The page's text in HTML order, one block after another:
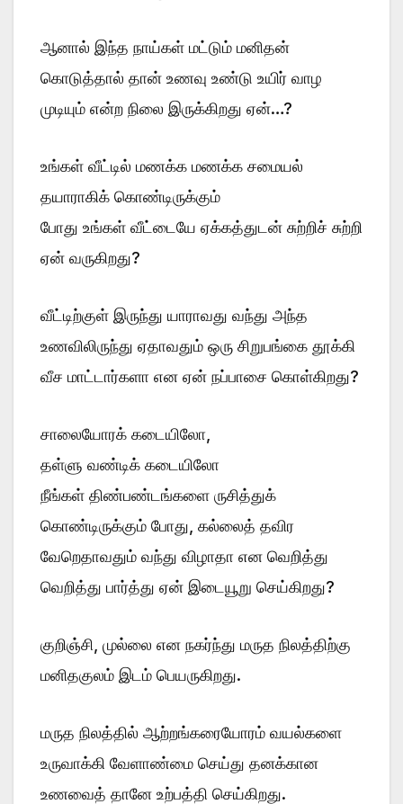
ஆனால் இந்த நாய்கள் மட்டும் மனிதன்
கொடுத்தால் தான் உணவு உண்டு உயிர் வாழ
முடியும் என்ற நிலை இருக்கிறது ஏன்…?
உங்கள் வீட்டில் மணக்க மணக்க சமையல்
தயாராகிக் கொண்டிருக்கும்
போது உங்கள் வீட்டையே ஏக்கத்துடன் சுற்றிச் சுற்றி
ஏன் வருகிறது?
வீட்டிற்குள் இருந்து யாராவது வந்து அந்த
உணவிலிருந்து ஏதாவதும் ஒரு சிறுபங்கை தூக்கி
வீச மாட்டார்களா என ஏன் நப்பாசை கொள்கிறது?
சாலையோரக் கடையிலோ,
தள்ளு வண்டிக் கடையிலோ
நீங்கள் திண்பண்டங்களை ருசித்துக்
கொண்டிருக்கும் போது, கல்லைத் தவிர
வேறெதாவதும் வந்து விழாதா என வெறித்து
வெறித்து பார்த்து ஏன் இடையூறு செய்கிறது?
குறிஞ்சி, முல்லை என நகர்ந்து மருத நிலத்திற்கு
மனிதகுலம் இடம் பெயருகிறது.
மருத நிலத்தில் ஆற்றங்கரையோரம் வயல்களை
உருவாக்கி வேளாண்மை செய்து தனக்கான
உணவைத் தானே உற்பத்தி செய்கிறது.